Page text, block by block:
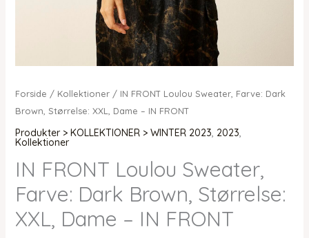
Forside / Kollektioner/ IN FRONT Loulou Sweater, Farve: Dark
Brown, Størrelse: XXL, Dame – IN FRONT
Produkter > KOLLEKTIONER > WINTER 2023, 2023,
Kollektioner
IN FRONT Loulou Sweater,
Farve: Dark Brown, Størrelse:
XXL, Dame – IN FRONT